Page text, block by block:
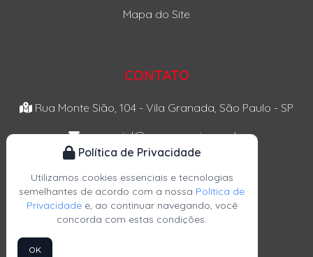
Mapa do Site
CONTATO
Rua Monte Sião, 104 - Vila Granada, São Paulo - SP
comercial@magma-mix.com.br
giorgio@magma-mix.com.br
(11) 2684-0113
Política de Privacidade
Utilizamos cookies essenciais e tecnologias
semelhantes de acordo com a nossa Política de
Privacidadee, ao continuar navegando, você
concorda com estas condições.
OK